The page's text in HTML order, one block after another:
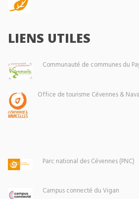
LIENS UTILES
Communauté de communes du
Office de tourisme Cévennes &
Parc national des Cévennes (PNC)
Campus connecté du Vigan